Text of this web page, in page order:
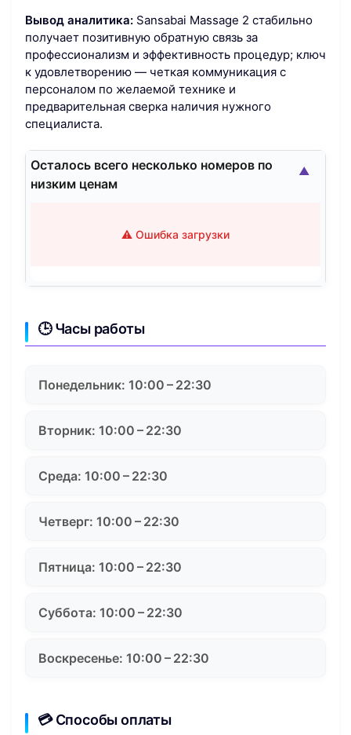
Вывод аналитика: Sansabai Massage 2 стабильно
получает позитивную обратную связь за
профессионализм и эффективность процедур; ключ
к удовлетворению — четкая коммуникация с
персоналом по желаемой технике и
предварительная сверка наличия нужного
специалиста.
Осталось всего несколько номеров по
низким ценам
⚠️ Ошибка загрузки
▲
🕒 Часы работы
Понедельник: 10:00 – 22:30
Вторник: 10:00 – 22:30
Среда: 10:00 – 22:30
Четверг: 10:00 – 22:30
Пятница: 10:00 – 22:30
Суббота: 10:00 – 22:30
Воскресенье: 10:00 – 22:30
💳 Способы оплаты